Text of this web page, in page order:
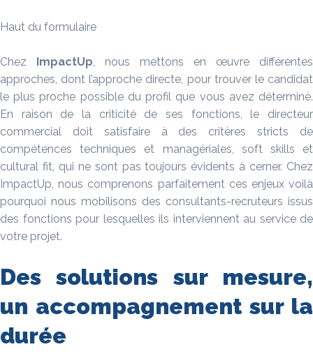
Haut du formulaire
Chez ImpactUp, nous mettons en œuvre différentes
approches, dont l’approche directe, pour trouver le candidat
le plus proche possible du profil que vous avez déterminé.
En raison de la criticité de ses fonctions, le directeur
commercial doit satisfaire à des critères stricts de
compétences techniques et managériales, soft skills et
cultural fit, qui ne sont pas toujours évidents à cerner. Chez
ImpactUp, nous comprenons parfaitement ces enjeux voilà
pourquoi nous mobilisons des consultants-recruteurs issus
des fonctions pour lesquelles ils interviennent au service de
votre projet.
Des solutions sur mesure,
un accompagnement sur la
durée